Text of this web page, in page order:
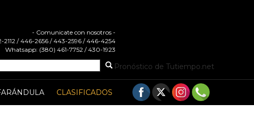
- Comunicate con nosotros -
2112 / 446-2656 / 443-2596 / 446-4254
Whatsapp: (380) 461-7752 / 430-1923
Pronóstico de Tutiempo.net
CLASIFICADOS